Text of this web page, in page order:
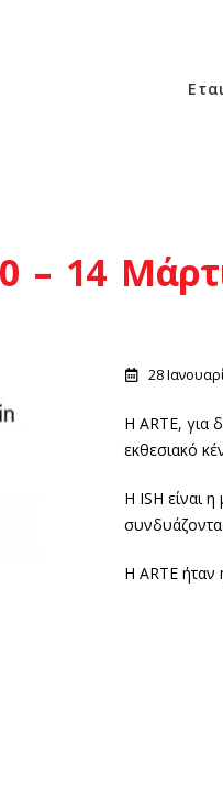
– 14
28
Η ARTE, για
εκθεσιακό
Η ISH είναι
H ARTE